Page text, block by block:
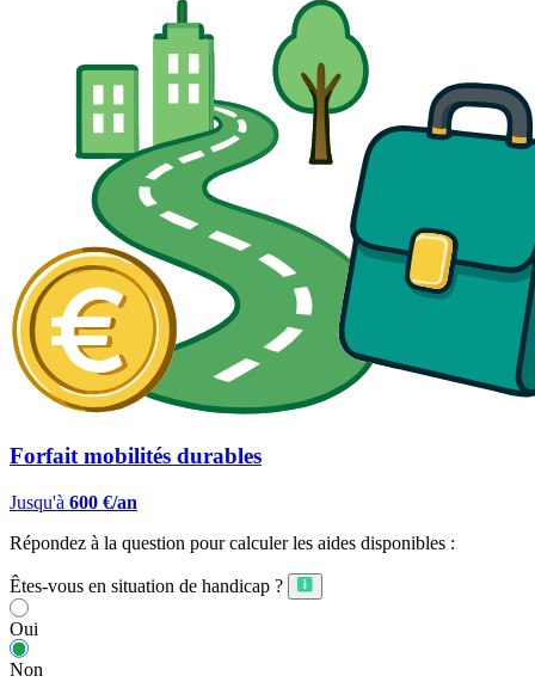
Forfait mobilités durables
Jusqu'à 600 €/an
Répondez à la question pour calculer les aides disponibles :
Êtes-vous en situation de handicap ?
Oui
Non